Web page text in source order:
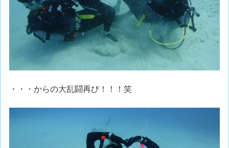
・・・からの大乱闘再び！！！笑